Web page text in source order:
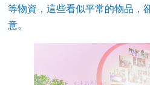
等物資，這些看似平常的物品，
意。